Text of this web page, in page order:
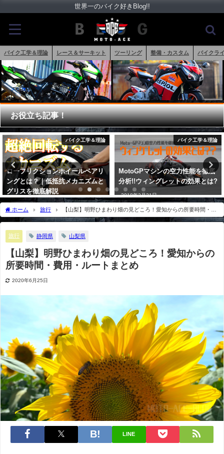
世界一のバイク好きBlog!!
バイク工学＆理論 レース＆サーキット ツーリング 整備・カスタム バイクラ
お役立ち記事！
バイク工学＆理論
MotoGPマシンの空力性能を徹底
分析!!ウィングレットの効果とは?
2018年2月21日
バイク工学＆理論
タイヤの空気圧を下げてもグリッ
プしない理由とグリップメカニズ
ム
ホーム 旅行
【山梨】明野ひまわり畑の見どころ！愛知からの所要時間・費
用・ルートまとめ
旅行 静岡県 山梨県
【山梨】明野ひまわり畑の見どころ！愛知からの
所要時間・費用・ルートまとめ
2020年6月25日
LINE